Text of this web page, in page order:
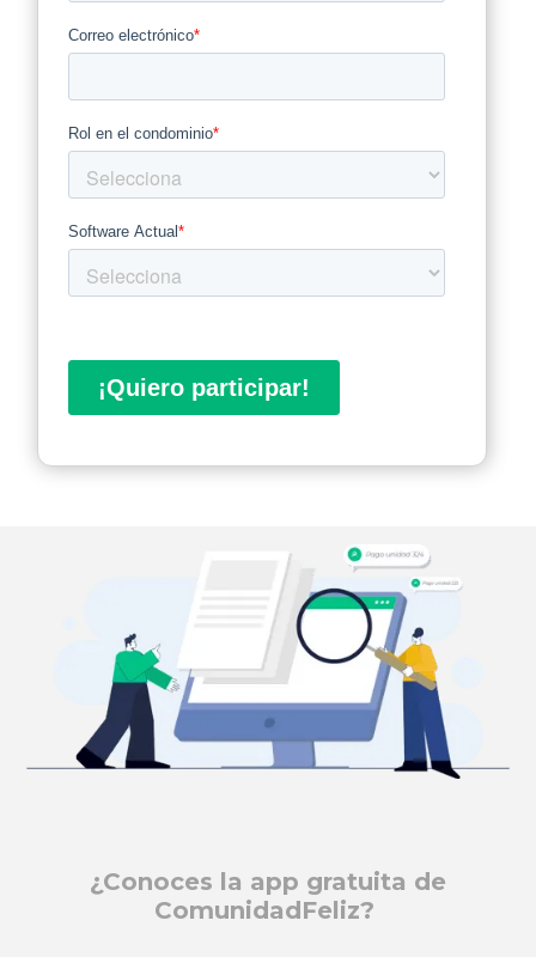
¿Conoces la app gratuita de
ComunidadFeliz?